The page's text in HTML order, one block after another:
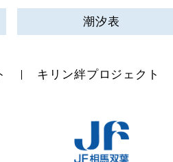
潮汐表
キリン絆プロジェクト